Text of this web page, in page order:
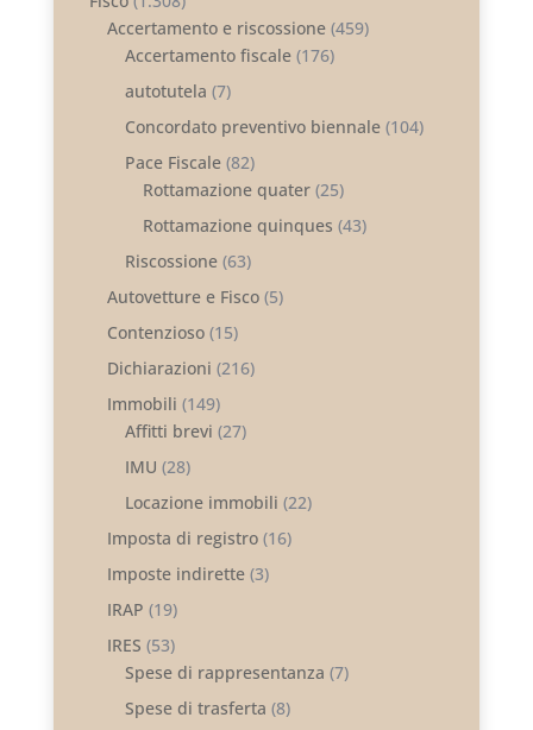
Accertamento e riscossione(459)
Accertamento fiscale(176)
autotutela (7)
Concordato preventivo biennale(104)
Pace Fiscale(82)
Rottamazione quater(25)
Rottamazione quinques (43)
Riscossione(63)
Autovetture e Fisco(5)
Contenzioso(15)
Dichiarazioni (216)
Immobili (149)
Affitti brevi (27)
IMU (28)
Locazione immobili (22)
Imposta di registro(16)
Imposte indirette(3)
IRAP (19)
IRES (53)
Spese di rappresentanza (7)
Spese di trasferta (8)